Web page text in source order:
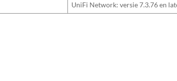
UniFi Network: versie 7.3.76 en